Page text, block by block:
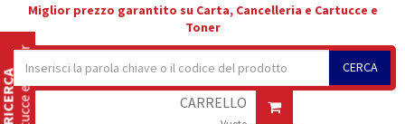
Miglior prezzo garantito su Carta, Cancelleria e Cartucce e
Toner
CERCA
CARRELLO
Cartucce e Toner